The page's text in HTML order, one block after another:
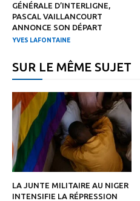
GÉNÉRALE D’INTERLIGNE,
PASCAL VAILLANCOURT
ANNONCE SON DÉPART
YVES LAFONTAINE
SUR LE MÊME SUJET
LA JUNTE MILITAIRE AU NIGER
INTENSIFIE LA RÉPRESSION